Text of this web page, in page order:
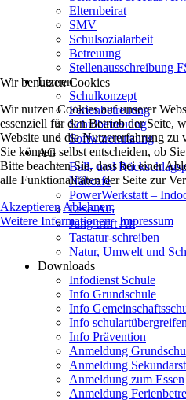
Elternbeirat
SMV
Schulsozialarbeit
Betreuung
Stellenausschreibung
Lernen
Schulkonzept
Ferienbetreuung
Schulbetreuung
Softwarenutzung
AG
Ball- und
Nähcafé
PowerWerkstatt –
Lese-AG
Jung trifft Alt
Tastatur-schreiben
Natur, Umwelt und
Downloads
Infodienst Schule
Info Grundschule
Info
Info
Info Prävention
Anmeldung
Anmeldung
Anmeldung zum Essen
Anmeldung
Wir benutzen Cookies
Wir nutzen Cookies auf unserer
essenziell für den Betrieb der Seite,
Website und die Nutzererfahrung zu
Sie können selbst entscheiden, ob
Bitte beachten Sie, dass bei einer
alle Funktionalitäten der Seite zur
Akzeptieren Ablehnen
Weitere Informationen|Impressum